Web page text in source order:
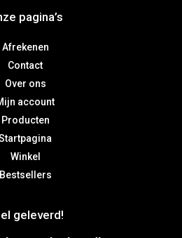
pagina’s
Afrekenen
Contact
Over ons
account
Producten
Winkel
Bestsellers
geleverd!